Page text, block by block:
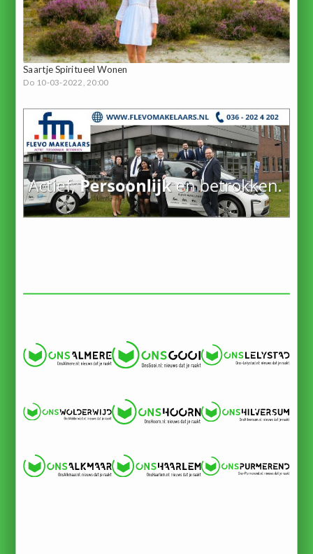
Saartje Spiritueel Wonen
Do 10-03-2022, 20:00